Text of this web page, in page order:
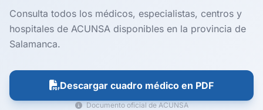
Consulta todos los médicos, especialistas, centros y
hospitales de ACUNSA disponibles en la provincia de
Salamanca.
Descargar cuadro médico en PDF
Documento oficial de ACUNSA